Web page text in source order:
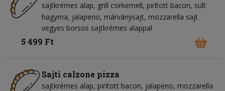
sajtkrémes alap grill csirkemell pirított bacon sült
hagyma jalapeno márványsajt mozzarella sajt
vegyes borsos sajtkrémes alappal
5 499 Ft
Sajti calzone pizza
sajtkrémes alap pirított bacon jalapeno mozzarella